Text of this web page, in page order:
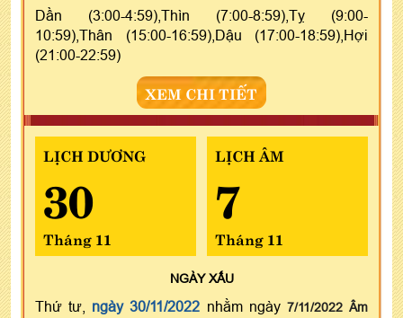
Dần (3:00-4:59),Thìn (7:00-8:59),Tỵ (9:00-
10:59),Thân (15:00-16:59),Dậu (17:00-18:59),Hợi
(21:00-22:59)
XEM CHI TIẾT
LỊCH DƯƠNG
30
Tháng 11
LỊCH ÂM
7
Tháng 11
NGÀYXẤU
Thứ tư, ngày 30/11/2022 nhằm ngày 7/11/2022 Âm